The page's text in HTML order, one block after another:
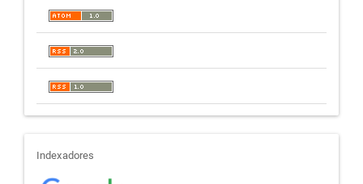
indexadores
Indexadores